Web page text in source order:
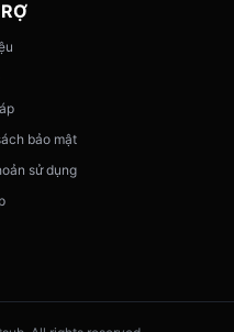
bảo mật
sử dụng